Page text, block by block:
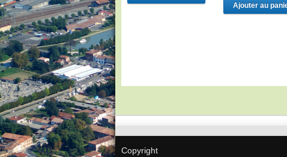
Ajouter au
Copyright